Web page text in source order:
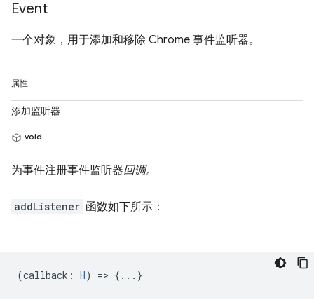
Event
一个对象，用于添加和移除 Chrome 事件监听器。
属性
添加监听器
void
为事件注册事件监听器回调。
addListener 函数如下所示：
(callback : H) => {...}